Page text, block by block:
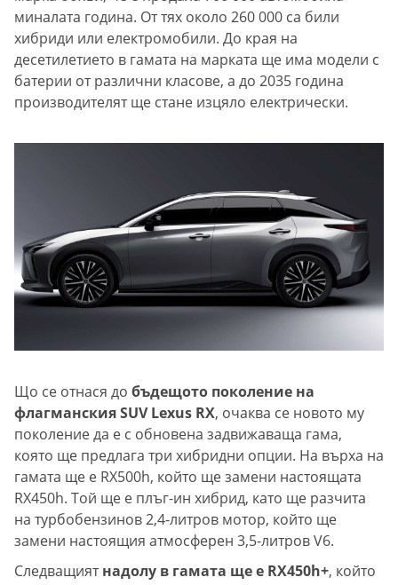
миналата година. От тях около 260 000 са били
хибриди или електромобили. До края на
десетилетието в гамата на марката ще има модели с
батерии от различни класове, а до 2035 година
производителят ще стане изцяло електрически.
Що се отнася до бъдещото поколение на
флагманския SUV Lexus RX, очаква се новото му
поколение да е с обновена задвижаваща гама,
която ще предлага три хибридни опции. На върха на
гамата ще е RX500h, който ще замени настоящата
RX450h. Той ще е плъг-ин хибрид, като ще разчита
на турбобензинов 2,4-литров мотор, който ще
замени настоящия атмосферен 3,5-литров V6.
Следващиятнадолу в гамата ще е RX450h+, който